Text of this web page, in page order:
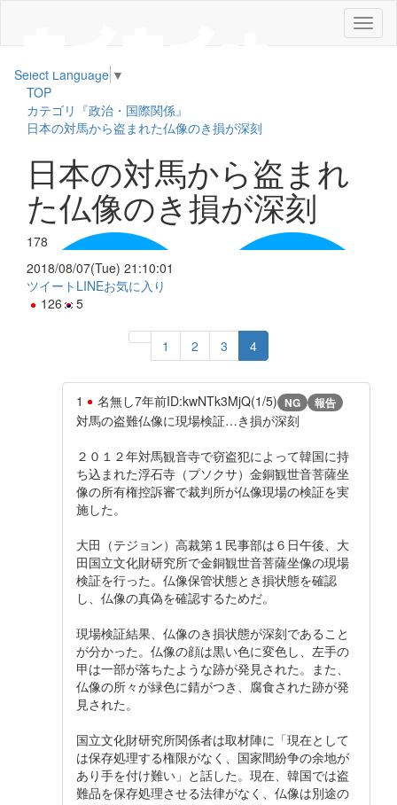
メ
ニ
Select Language ▼
TOP
カテゴリ『政治・国際関係』
日本の対馬から盗まれた仏像のき損が深刻
日本の対馬から盗まれ
た仏像のき損が深刻
178
2018/08/07(Tue) 21:10:01
ツイート LINEお気に入り
126
5
1 2 3 4
1 名無し7年前ID:kwNTk3MjQ(1/5) NG 報告
対馬の盗難仏像に現場検証…き損が深刻
２０１２年対馬観音寺で窃盗犯によって韓国に持
ち込まれた浮石寺（プソクサ）金銅観世音菩薩坐
像の所有権控訴審で裁判所が仏像現場の検証を実
施した。
大田（テジョン）高裁第１民事部は６日午後、大
田国立文化財研究所で金銅観世音菩薩坐像の現場
検証を行った。仏像保管状態とき損状態を確認
し、仏像の真偽を確認するためだ。
現場検証結果、仏像のき損状態が深刻であること
が分かった。仏像の顔は黒い色に変色し、左手の
甲は一部が落ちたような跡が発見された。また、
仏像の所々が緑色に錆がつき、腐食された跡が発
見された。
国立文化財研究所関係者は取材陣に「現在として
は保存処理する権限がなく、国家間紛争の余地が
あり手を付け難い」と話した。現在、韓国では盗
難品を保存処理させる法律がなく、仏像は別途の